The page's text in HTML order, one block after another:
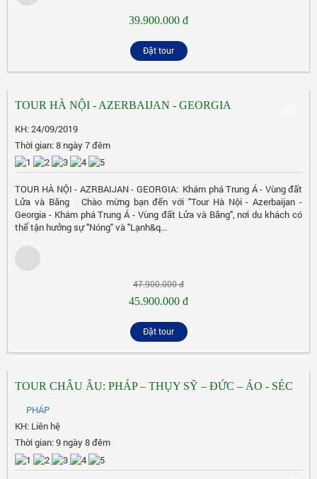
39.900.000 đ
Đặt tour
TOUR HÀ NỘI - AZERBAIJAN - GEORGIA
KH: 24/09/2019
Thời gian: 8 ngày 7 đêm
TOUR HÀ NỘI - AZRBAIJAN - GEORGIA: Khám phá Trung Á - Vùng đất
Lửa và Băng Chào mừng bạn đến với "Tour Hà Nội - Azerbaijan -
Georgia - Khám phá Trung Á - Vùng đất Lửa và Băng", nơi du khách có
thể tận hưởng sự "Nóng" và "Lạnh&q...
47.900.000 đ
45.900.000 đ
Đặt tour
TOUR CHÂU ÂU: PHÁP – THỤY SỸ – ĐỨC – ÁO - SÉC
PHÁP
KH: Liên hệ
Thời gian: 9 ngày 8 đêm